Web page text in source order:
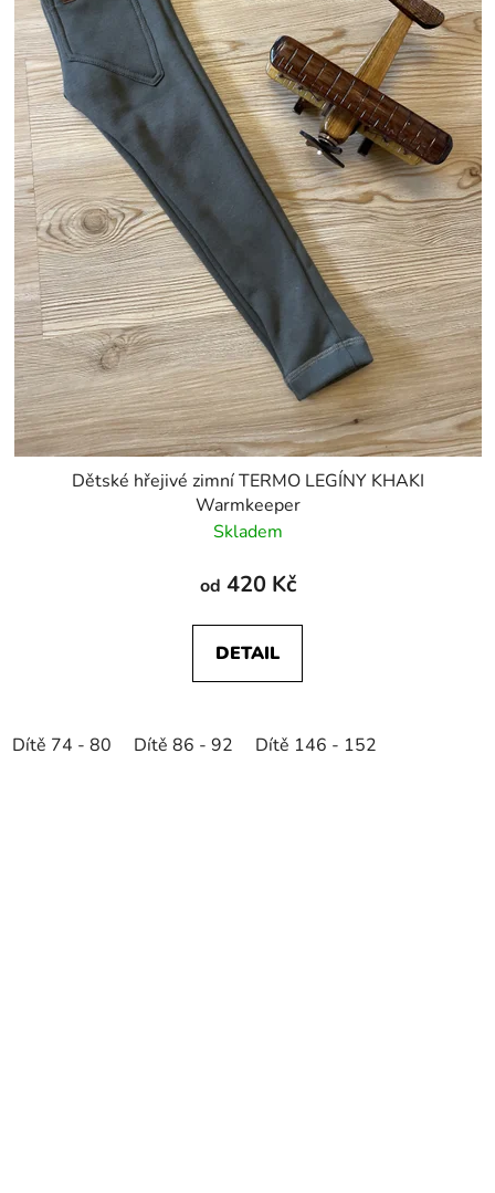
Dětské hřejivé zimní TERMO LEGÍNY KHAKI
Warmkeeper
Skladem
od 420 Kč
DETAIL
Dítě 74 - 80 Dítě 86 - 92 Dítě 146 - 152